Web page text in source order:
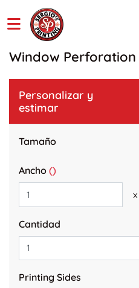
Window Perforation
Personalizar y
estimar
Tamaño
Ancho ()
x
Cantidad
Printing Sides